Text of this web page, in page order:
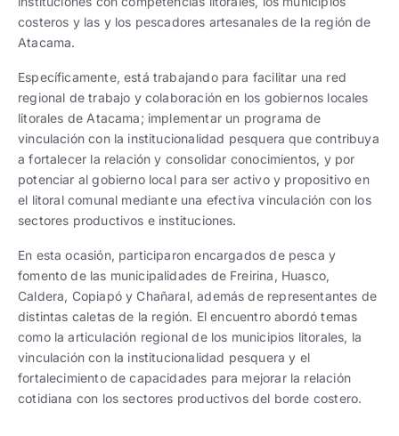
costeros y las y los pescadores artesanales de la región de
Atacama.
Específicamente, está trabajando para facilitar una red
regional de trabajo y colaboración en los gobiernos locales
litorales de Atacama; implementar un programa de
vinculación con la institucionalidad pesquera que contribuya
a fortalecer la relación y consolidar conocimientos, y por
potenciar al gobierno local para ser activo y propositivo en
el litoral comunal mediante una efectiva vinculación con los
sectores productivos e instituciones.
En esta ocasión, participaron encargados de pesca y
fomento de las municipalidades de Freirina, Huasco,
Caldera, Copiapó y Chañaral, además de representantes de
distintas caletas de la región. El encuentro abordó temas
como la articulación regional de los municipios litorales, la
vinculación con la institucionalidad pesquera y el
fortalecimiento de capacidades para mejorar la relación
cotidiana con los sectores productivos del borde costero.